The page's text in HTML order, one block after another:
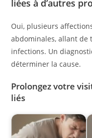
liées à d’autres
Oui, plusieurs
abdominales, allant de
infections. Un
déterminer la cause.
Prolongez votre
liés